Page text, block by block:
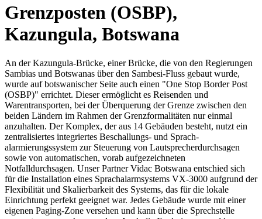
Grenzposten (OSBP),
Kazungula, Botswana
An der Kazungula-Brücke, einer Brücke, die von den Regierungen
Sambias und Botswanas über den Sambesi-Fluss gebaut wurde,
wurde auf botswanischer Seite auch einen "One Stop Border Post
(OSBP)" errichtet. Dieser ermöglicht es Reisenden und
Warentransporten, bei der Überquerung der Grenze zwischen den
beiden Ländern im Rahmen der Grenzformalitäten nur einmal
anzuhalten. Der Komplex, der aus 14 Gebäuden besteht, nutzt ein
zentralisiertes integriertes Beschallungs- und Sprach-
alarmierungssystem zur Steuerung von Lautsprecherdurchsagen
sowie von automatischen, vorab aufgezeichneten
Notfalldurchsagen. Unser Partner Vidac Botswana entschied sich
für die Installation eines Sprachalarmsystems VX-3000 aufgrund der
Flexibilität und Skalierbarkeit des Systems, das für die lokale
Einrichtung perfekt geeignet war. Jedes Gebäude wurde mit einer
eigenen Paging-Zone versehen und kann über die Sprechstelle